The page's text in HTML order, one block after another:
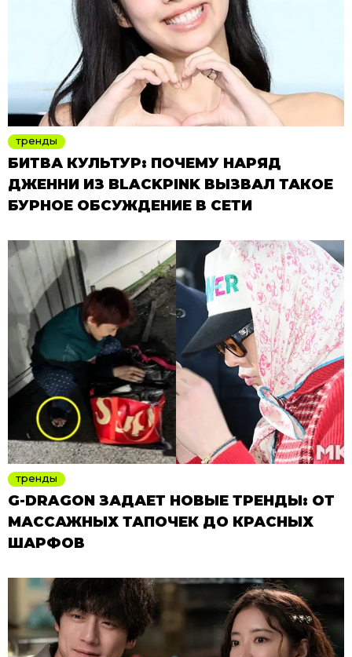
тренды
БИТВА КУЛЬТУР: ПОЧЕМУ НАРЯД
ДЖЕННИ ИЗ BLACKPINK ВЫЗВАЛ ТАКОЕ
БУРНОЕ ОБСУЖДЕНИЕ В СЕТИ
тренды
G-DRAGON ЗАДАЕТ НОВЫЕ ТРЕНДЫ: ОТ
МАССАЖНЫХ ТАПОЧЕК ДО КРАСНЫХ
ШАРФОВ